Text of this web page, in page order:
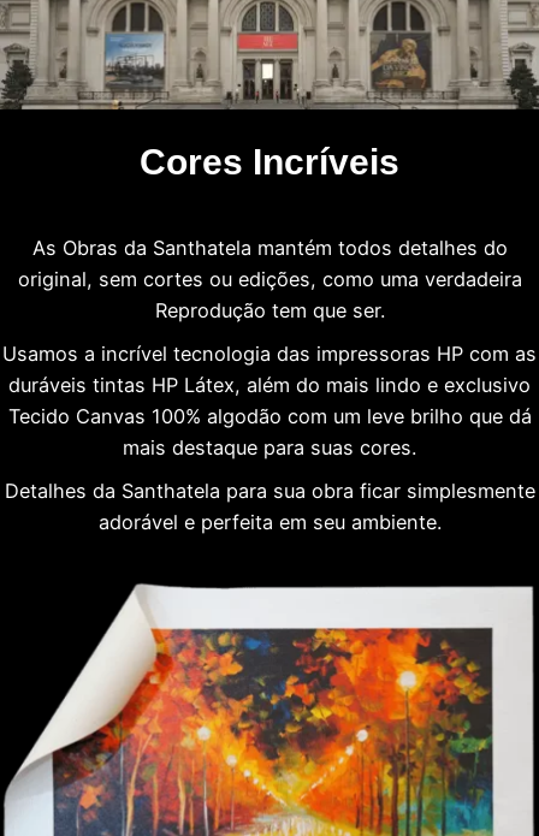
Cores Incríveis
As Obras da Santhatela mantém todos detalhes do
original, sem cortes ou edições, como uma verdadeira
Reprodução tem que ser.
Usamos a incrível tecnologia das impressoras HP com as
duráveis tintas HP Látex, além do mais lindo e exclusivo
Tecido Canvas 100% algodão com um leve brilho que dá
mais destaque para suas cores.
Detalhes da Santhatela para sua obra ficar simplesmente
adorável e perfeita em seu ambiente.